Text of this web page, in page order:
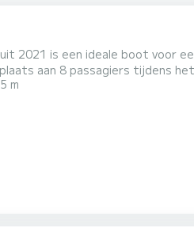
2021 is een ideale boot voor
tijdens het cruisen. Voor uw
m